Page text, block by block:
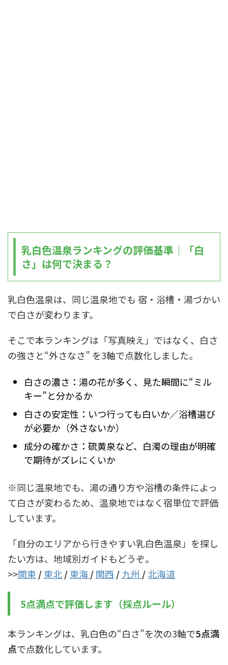
乳白色温泉ランキングの評価基準｜「白
さ」は何で決まる？
乳白色温泉は、同じ温泉地でも 宿・浴槽・湯づかい
で白さが変わります。
そこで本ランキングは「写真映え」ではなく、白さ
の強さと“外さなさ” を3軸で点数化しました。
白さの濃さ：湯の花が多く、見た瞬間に“ミル
キー”と分かるか
白さの安定性：いつ行っても白いか／浴槽選び
が必要か（外さないか）
成分の確かさ：硫黄泉など、白濁の理由が明確
で期待がズレにくいか
※同じ温泉地でも、湯の通り方や浴槽の条件によっ
て白さが変わるため、温泉地ではなく宿単位で評価
しています。
「自分のエリアから行きやすい乳白色温泉」を探し
たい方は、地域別ガイドもどうぞ。
>>関東 /東北/東海/関西 /九州 /北海道
5点満点で評価します（採点ルール）
本ランキングは、乳白色の“白さ”を次の3軸で5点満
点で点数化しています。